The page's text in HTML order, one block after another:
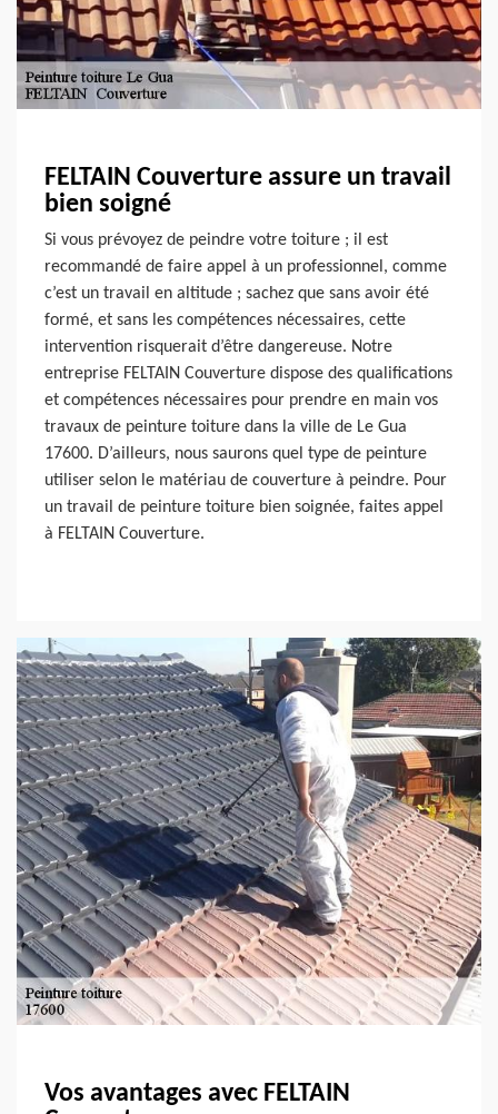
FELTAIN Couverture assure un travail
bien soigné
Si vous prévoyez de peindre votre toiture ; il est
recommandé de faire appel à un professionnel, comme
c’est un travail en altitude ; sachez que sans avoir été
formé, et sans les compétences nécessaires, cette
intervention risquerait d’être dangereuse. Notre
entreprise FELTAIN Couverture dispose des qualifications
et compétences nécessaires pour prendre en main vos
travaux de peinture toiture dans la ville de Le Gua
17600. D’ailleurs, nous saurons quel type de peinture
utiliser selon le matériau de couverture à peindre. Pour
un travail de peinture toiture bien soignée, faites appel
à FELTAIN Couverture.
Vos avantages avec FELTAIN